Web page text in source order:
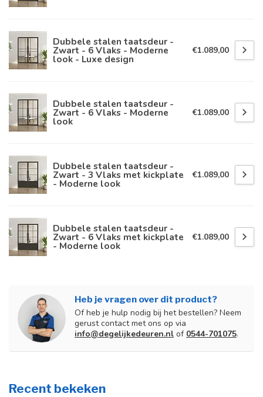
Dubbele stalen taatsdeur -
Zwart - 6 Vlaks - Moderne
look - Luxe design
€1.089,00
Dubbele stalen taatsdeur -
Zwart - 6 Vlaks - Moderne
look
€1.089,00
Dubbele stalen taatsdeur -
Zwart - 3 Vlaks met kickplate
- Moderne look
€1.089,00
Dubbele stalen taatsdeur -
Zwart - 6 Vlaks met kickplate
- Moderne look
€1.089,00
Heb je vragen over dit product?
Of heb je hulp nodig bij het bestellen? Neem
gerust contact met ons op via
info@degelijkedeuren.nl of 0544-701075.
Recent bekeken